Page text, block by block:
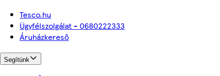
Tesco.hu
Ügyfélszolgálat - 0680222333
Áruházkereső
Segítünk